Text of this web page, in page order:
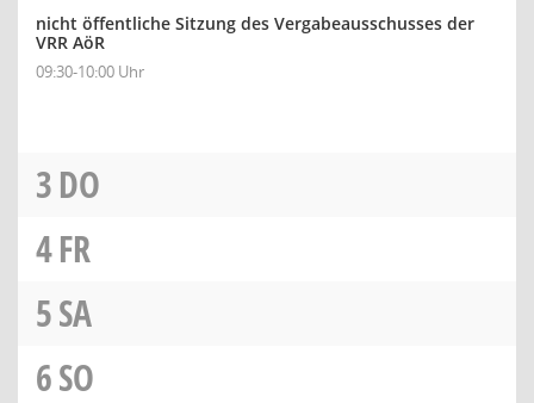
nicht öffentliche Sitzung des Vergabeausschusses der
VRR AöR
09:30-10:00 Uhr
3DO
4FR
5SA
6SO